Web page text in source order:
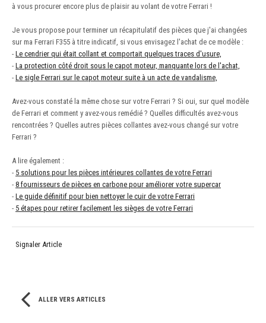
à vous procurer encore plus de plaisir au volant de votre Ferrari !
Je vous propose pour terminer un récapitulatif des pièces que j'ai changées
sur ma Ferrari F355 à titre indicatif, si vous envisagez l'achat de ce modèle :
- Le cendrier qui était collant et comportait quelques traces d'usure,
- La protection côté droit sous le capot moteur, manquante lors de l'achat,
- Le sigle Ferrari sur le capot moteur suite à un acte de vandalisme,
Avez-vous constaté la même chose sur votre Ferrari ? Si oui, sur quel modèle
de Ferrari et comment y avez-vous remédié ? Quelles difficultés avez-vous
rencontrées ? Quelles autres pièces collantes avez-vous changé sur votre
Ferrari ?
A lire également :
- 5 solutions pour les pièces intérieures collantes de votre Ferrari
- 8 fournisseurs de pièces en carbone pour améliorer votre supercar
- Le guide définitif pour bien nettoyer le cuir de votre Ferrari
- 5 étapes pour retirer facilement les sièges de votre Ferrari
Signaler Article
ALLER VERS ARTICLES